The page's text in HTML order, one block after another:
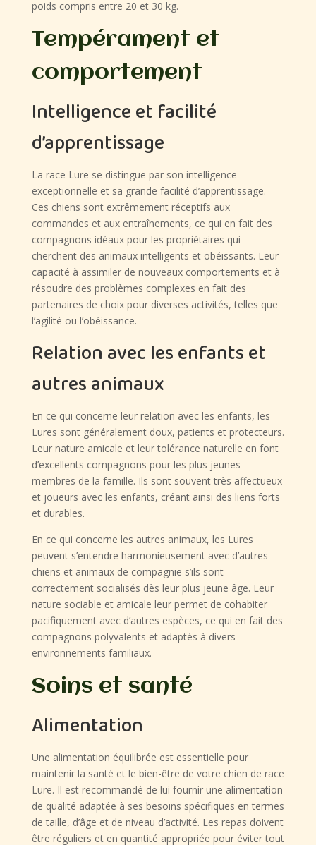
poids compris entre 20 et 30 kg.
Tempérament et
comportement
Intelligence et facilité
d’apprentissage
La race Lure se distingue par son intelligence
exceptionnelle et sa grande facilité d’apprentissage.
Ces chiens sont extrêmement réceptifs aux
commandes et aux entraînements, ce qui en fait des
compagnons idéaux pour les propriétaires qui
cherchent des animaux intelligents et obéissants. Leur
capacité à assimiler de nouveaux comportements et à
résoudre des problèmes complexes en fait des
partenaires de choix pour diverses activités, telles que
l’agilité ou l’obéissance.
Relation avec les enfants et
autres animaux
En ce qui concerne leur relation avec les enfants, les
Lures sont généralement doux, patients et protecteurs.
Leur nature amicale et leur tolérance naturelle en font
d’excellents compagnons pour les plus jeunes
membres de la famille. Ils sont souvent très affectueux
et joueurs avec les enfants, créant ainsi des liens forts
et durables.
En ce qui concerne les autres animaux, les Lures
peuvent s’entendre harmonieusement avec d’autres
chiens et animaux de compagnie s’ils sont
correctement socialisés dès leur plus jeune âge. Leur
nature sociable et amicale leur permet de cohabiter
pacifiquement avec d’autres espèces, ce qui en fait des
compagnons polyvalents et adaptés à divers
environnements familiaux.
Soins et santé
Alimentation
Une alimentation équilibrée est essentielle pour
maintenir la santé et le bien-être de votre chien de race
Lure. Il est recommandé de lui fournir une alimentation
de qualité adaptée à ses besoins spécifiques en termes
de taille, d’âge et de niveau d’activité. Les repas doivent
être réguliers et en quantité appropriée pour éviter tout